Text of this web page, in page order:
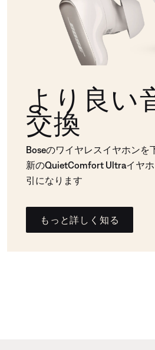
より良い
交換
Boseのワイヤレスイヤホンを
新のQuietComfort Ultraイヤ
引になります
もっと詳しく知る